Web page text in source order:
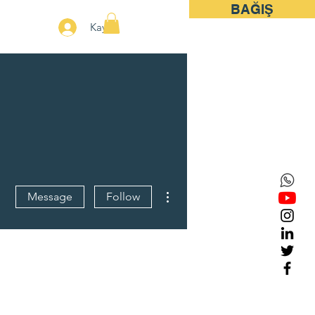
BAĞIŞ
Kayıt
Message Follow